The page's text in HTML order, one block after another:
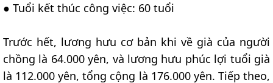
● Tuổi kết thúc công việc: 60 tuổi
Trước hết, lương hưu cơ bản khi về già của người
chồng là 64.000 yên, và lương hưu phúc lợi tuổi già
là 112.000 yên, tổng cộng là 176.000 yên. Tiếp theo,